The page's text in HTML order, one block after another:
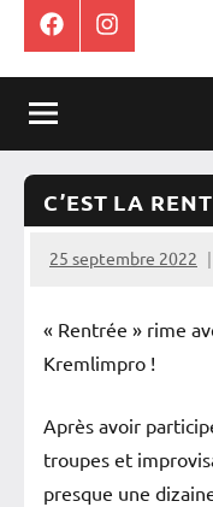
FacebookInstagram
C’EST LA
25 septembre 2022
« Rentrée » rime
Kremlimpro !
Après avoir
troupes et
presque une